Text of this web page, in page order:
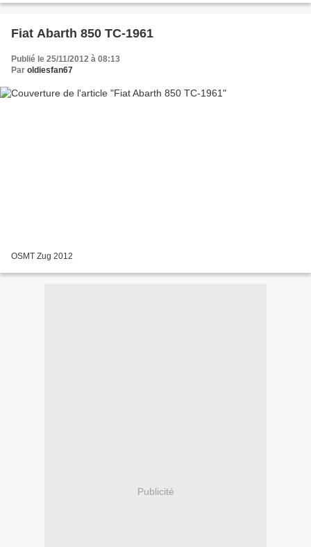
Fiat Abarth 850 TC-1961
Publié le 25/11/2012 à 08:13
Par oldiesfan67
OSMT Zug 2012
Publicité